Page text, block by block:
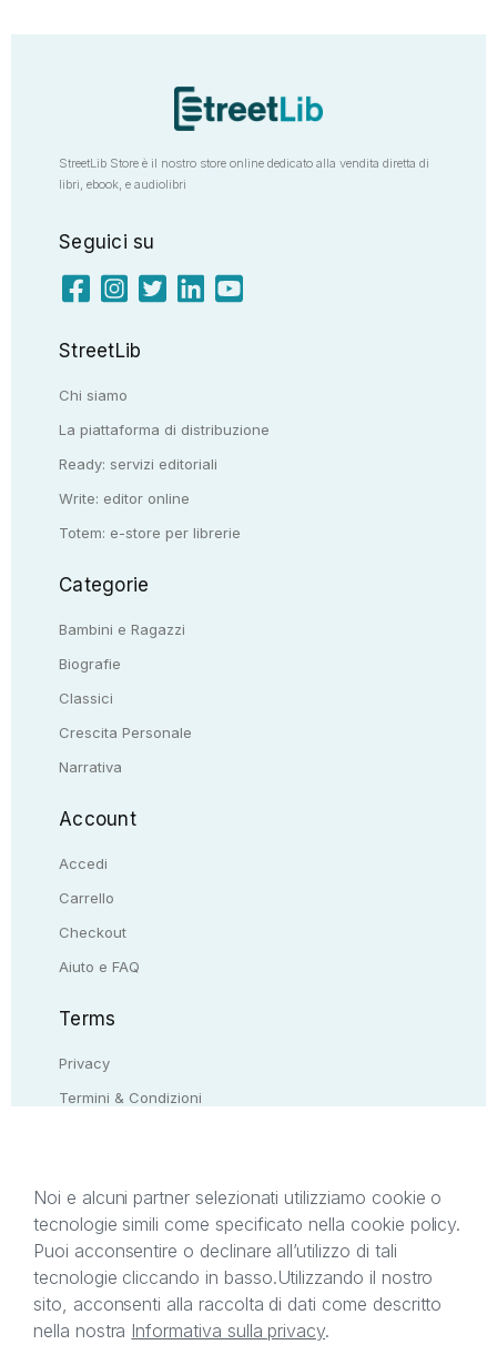
StreetLib Store è il nostro store online dedicato alla vendita diretta di
libri, ebook, e audiolibri
Seguici su
StreetLib
Chi siamo
La piattaforma di distribuzione
Ready: servizi editoriali
Write: editor online
Totem: e-store per librerie
Categorie
Bambini e Ragazzi
Biografie
Classici
Crescita Personale
Narrativa
Account
Accedi
Carrello
Checkout
Aiuto e FAQ
Terms
Privacy
Termini & Condizioni
Il presente sito web è di proprietà di StreetLib S.r.l.
C.F. e P.IVA 05338720963. StreetLib S.r.l. è
titolare di tutti i diritti di proprietà intellettuale
afferenti ai marchi, loghi e segni distintivi presenti
sul sito web. Si invita l’utente a prendere visione
Noi e alcuni partner selezionati utilizziamo cookie o
tecnologie simili come specificato nella cookie policy.
Puoi acconsentire o declinare all’utilizzo di tali
tecnologie cliccando in basso.Utilizzando il nostro
sito, acconsenti alla raccolta di dati come descritto
nella nostra Informativa sulla privacy.